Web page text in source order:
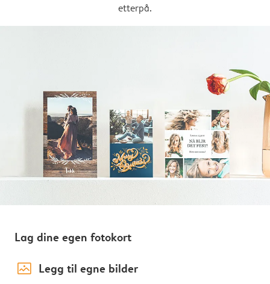
etterpå.
Lag dine egen fotokort
image_placeholder Legg til egne bilder